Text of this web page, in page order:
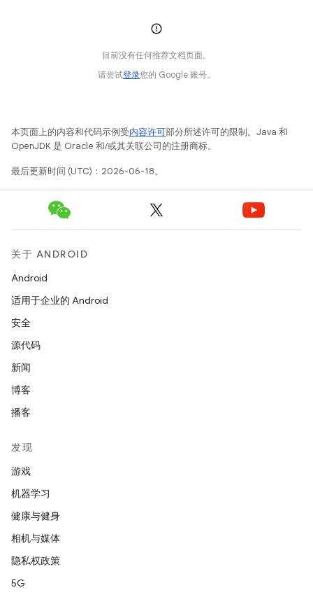
目前没有任何推荐文档页面。
请尝试登录您的 Google 账号。
本页面上的内容和代码示例受内容许可部分所述许可的限制。Java 和
OpenJDK 是 Oracle 和/或其关联公司的注册商标。
最后更新时间 (UTC)：2026-06-18。
关于 ANDROID
Android
适用于企业的 Android
安全
源代码
新闻
博客
播客
发现
游戏
机器学习
健康与健身
相机与媒体
隐私权政策
5G